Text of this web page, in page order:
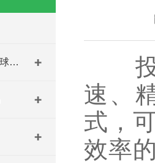
BALLGRID/RENYWELL球栅尺
投
速、
式，
效率